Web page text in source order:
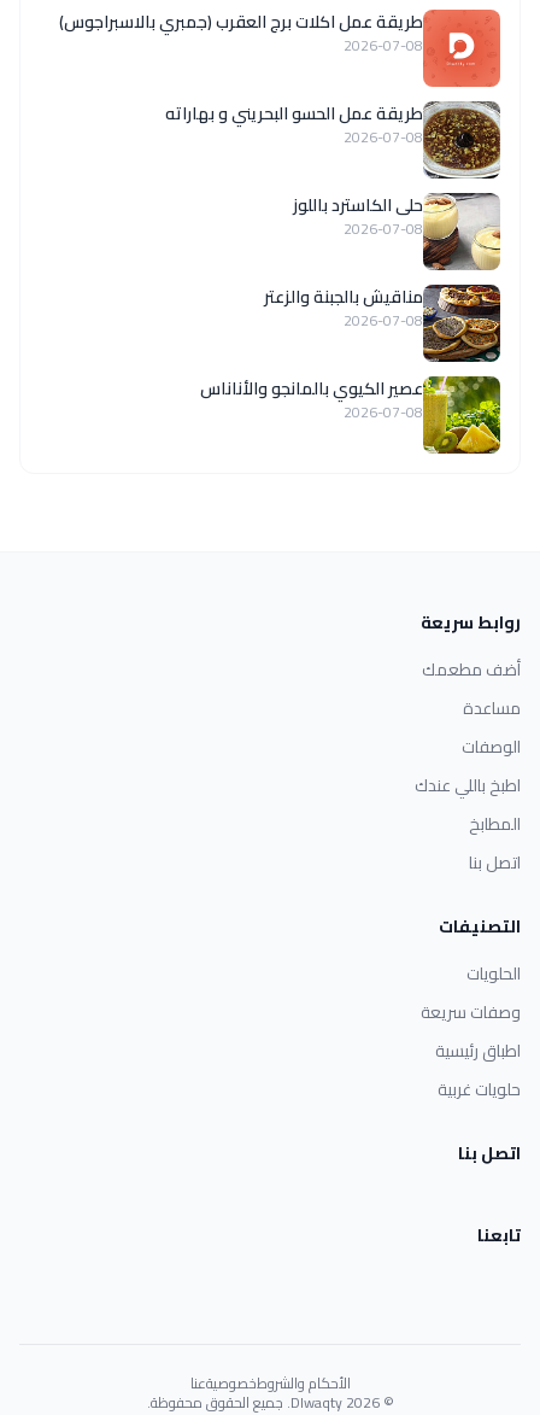
طريقة عمل اكلات برج العقرب (جمبري بالاسبراجوس)
2026-07-08
طريقة عمل الحسو البحريني و بهاراته
2026-07-08
حلى الكاسترد باللوز
2026-07-08
مناقيش بالجبنة والزعتر
2026-07-08
عصير الكيوي بالمانجو والأناناس
2026-07-08
روابط سريعة
أضف مطعمك
مساعدة
الوصفات
اطبخ باللي عندك
المطابخ
اتصل بنا
التصنيفات
الحلويات
وصفات سريعة
اطباق رئيسية
حلويات غربية
اتصل بنا
تابعنا
الأحكام والشروطخصوصيةعنا
© 2026 Dlwaqty. جميع الحقوق محفوظة.